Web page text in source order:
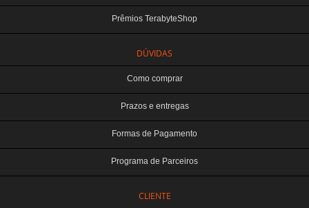
Prêmios TerabyteShop
DÚVIDAS
Como comprar
Prazos e entregas
Formas de Pagamento
Programa de Parceiros
CLIENTE